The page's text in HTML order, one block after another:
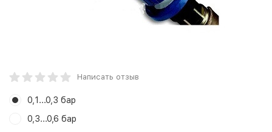
Написать отзыв
0,1...0,3 бар
0,3...0,6 бар